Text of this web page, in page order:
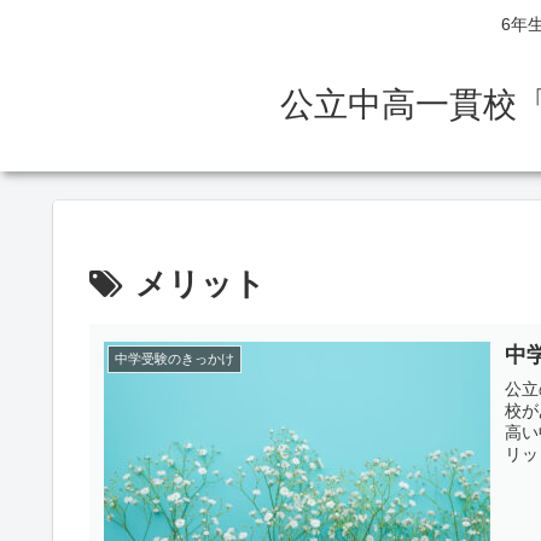
6年
公立中高一貫校
メリット
中学受験のきっかけ 中
公
校
高
リ